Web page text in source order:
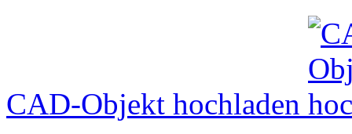
CAD-Objekt hochladen